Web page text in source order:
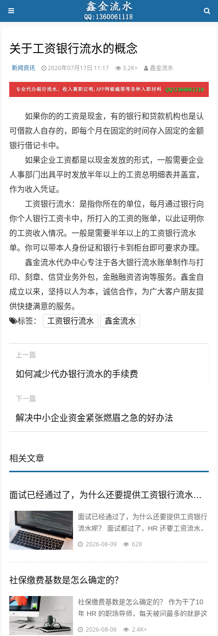
关于工资银行流水的概念
新闻资讯 2020年07月17日 11:17 3.2K+ 鑫金流水
如果你的的工资是现金，有的银行和贷款机构也是认
可借款人自存的，即每个月在固定的时间存入固定的金额
银行借记卡中。
如果企业工资都是以现金发放的形式，一般需要企业
人事部门出具平时发放半年以上的工资总明细表并盖宣，
作为收入凭证。
工资银行流水：是指你所在的单位，每月通过银行向
你个人银行工资卡中，所打入的工资的账单，以此证明你
的工资收入情况。一般是需要半年以上的工资银行流水
单。你可以带本人身份证和银行卡到柜台即可要求办理。
鑫金流水代办中心专注于各大银行流水账单制作与打
印、刻章、信贷业务外包，金融融资咨询等服务。鑫金自
成立以来，坚持以人为本，诚信合作，为广大客户朋友提
供快捷满意的服务。
标签：
工资银行流水 鑫金流水
上一篇
如何减少代办银行流水的手续费
下一篇
解决中小企业资金紧张燃眉之急的好办法
相关文章
面试已经通过了，为什么还要提供工资银行流水呢？
面试已经通过了，为什么还要提供工资银行
流水呢？ 面试都过了，HR 还要工资流水，
是不是想压价？? 作为干了10年 HR 的职场
2026-08-09 628
社保缴费基数是怎么确定的？
社保缴费基数是怎么确定的？ 作为干了10
年 HR 的职场导师，每天被问最多的就是这
个问题！今天不讲官话，全是求职者能直接
2026-08-06 2.4K+